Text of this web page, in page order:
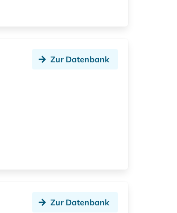
Zur Datenbank
Zur Datenbank